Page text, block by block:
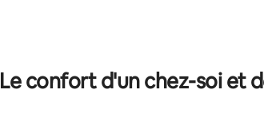
Le confort d'un chez-soi et